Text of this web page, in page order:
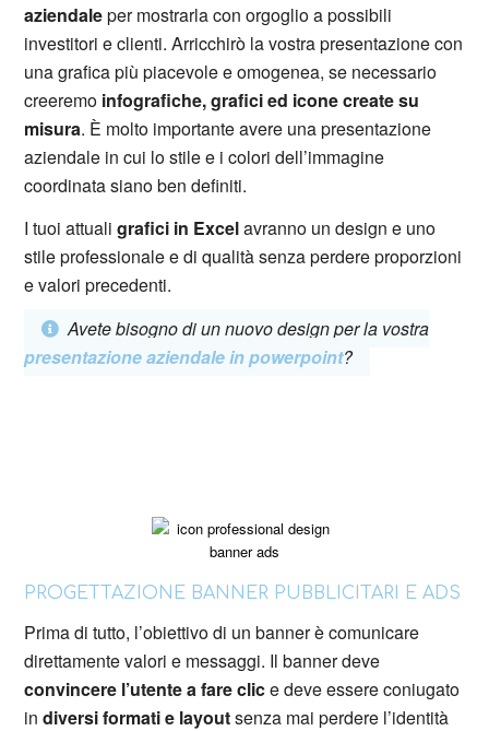
aziendaleper mostrarla con orgoglio a possibili
investitori e clienti. Arricchirò la vostra presentazione con
una grafica più piacevole e omogenea, se necessario
creeremo infografiche, grafici ed icone create su
misura. È molto importante avere una presentazione
aziendale in cui lo stile e i colori dell’immagine
coordinata siano ben definiti.
I tuoi attualigrafici in Excelavranno un design e uno
stile professionale e di qualità senza perdere proporzioni
e valori precedenti.
Avete bisogno di un nuovo design per la vostra
presentazione aziendale in powerpoint?
PROGETTAZIONE BANNER PUBBLICITARI E ADS
Prima di tutto, l’obiettivo di un banner è comunicare
direttamente valori e messaggi. Il banner deve
convincere l’utente a fare clice deve essere coniugato
indiversi formati e layoutsenza mai perdere l’identità